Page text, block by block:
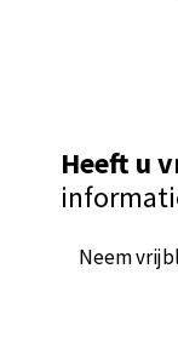
Heeft u
Neem